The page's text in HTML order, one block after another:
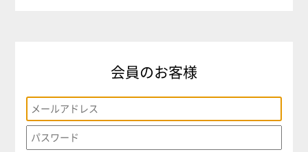
会員のお客様